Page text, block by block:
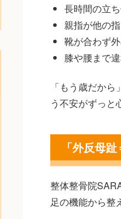
長時間の立
親指が他の
靴が合わず
膝や腰まで
「もう歳だか
う不安がずっと
「外反母
整体整骨院
足の機能から整